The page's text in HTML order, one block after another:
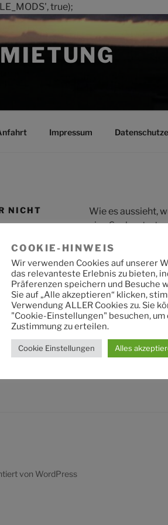
true);
Impressum
NICHT
Wie es aussieht,
eine Suche
Suche
nach:
von WordPress
COOKIE-HINWEIS
Wir verwenden Cookies auf unserer
das relevanteste Erlebnis zu bieten,
Präferenzen speichern und Besuche
Sie auf „Alle akzeptieren“ klicken,
Verwendung ALLER Cookies zu. Sie
"Cookie-Einstellungen" besuchen,
Zustimmung zu erteilen.
Cookie Einstellungen Alles